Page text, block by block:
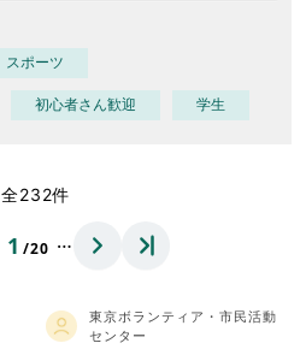
スポーツ
初心者さん歓迎 学生
全232件
1 /20 …
東京ボランティア・市民活動
センター